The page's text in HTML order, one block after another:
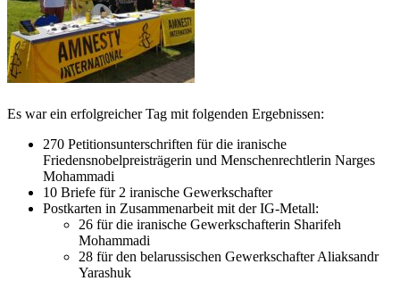
Es war ein erfolgreicher Tag mit folgenden Ergebnissen:
270 Petitionsunterschriften für die iranische
Friedensnobelpreisträgerin und Menschenrechtlerin Narges
Mohammadi
10 Briefe für 2 iranische Gewerkschafter
Postkarten in Zusammenarbeit mit der IG-Metall:
26 für die iranische Gewerkschafterin Sharifeh
Mohammadi
28 für den belarussischen Gewerkschafter Aliaksandr
Yarashuk